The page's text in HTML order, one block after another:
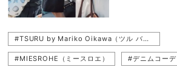
#TSURU by Mariko Oikawa（ツル バイ マリコ オイカワ）
#MIESROHE（ミースロエ） #デニムコーデ